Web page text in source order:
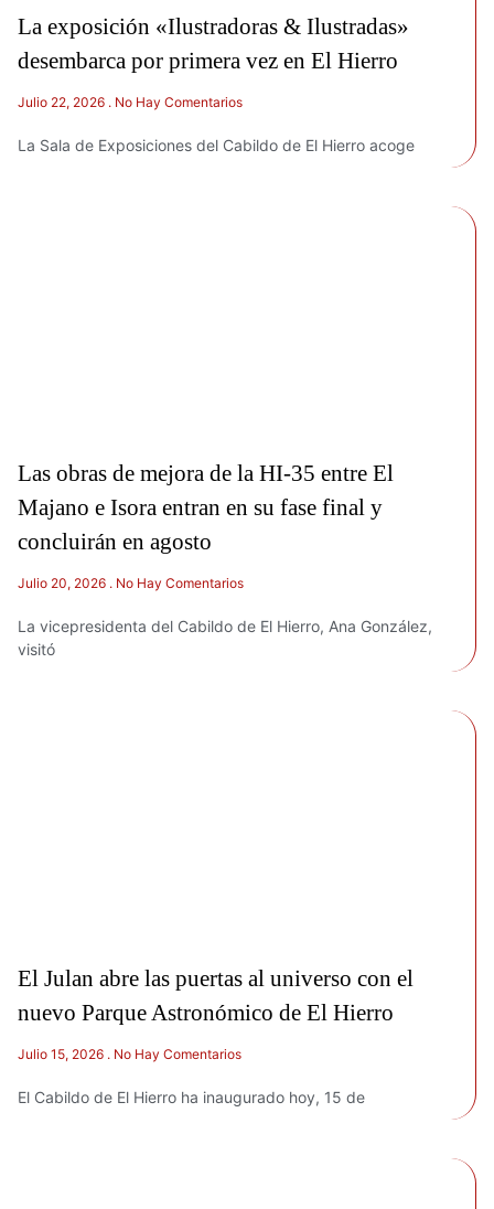
La exposición «Ilustradoras & Ilustradas»
desembarca por primera vez en El Hierro
Julio 22, 2026 No Hay Comentarios
La Sala de Exposiciones del Cabildo de El Hierro acoge
Las obras de mejora de la HI-35 entre El
Majano e Isora entran en su fase final y
concluirán en agosto
Julio 20, 2026 No Hay Comentarios
La vicepresidenta del Cabildo de El Hierro, Ana González,
visitó
El Julan abre las puertas al universo con el
nuevo Parque Astronómico de El Hierro
Julio 15, 2026 No Hay Comentarios
El Cabildo de El Hierro ha inaugurado hoy, 15 de